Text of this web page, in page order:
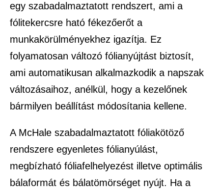
egy szabadalmaztatott rendszert, ami a
fólitekercsre ható fékezőerőt a
munkakörülményekhez igazítja. Ez
folyamatosan változó fólianyújtást biztosít,
ami automatikusan alkalmazkodik a napszak
változásaihoz, anélkül, hogy a kezelőnek
bármilyen beállítást módosítania kellene.
A McHale szabadalmaztatott fóliakötöző
rendszere egyenletes fólianyúlást,
megbízható fóliafelhelyezést illetve optimális
bálaformát és bálatömörséget nyújt. Ha a